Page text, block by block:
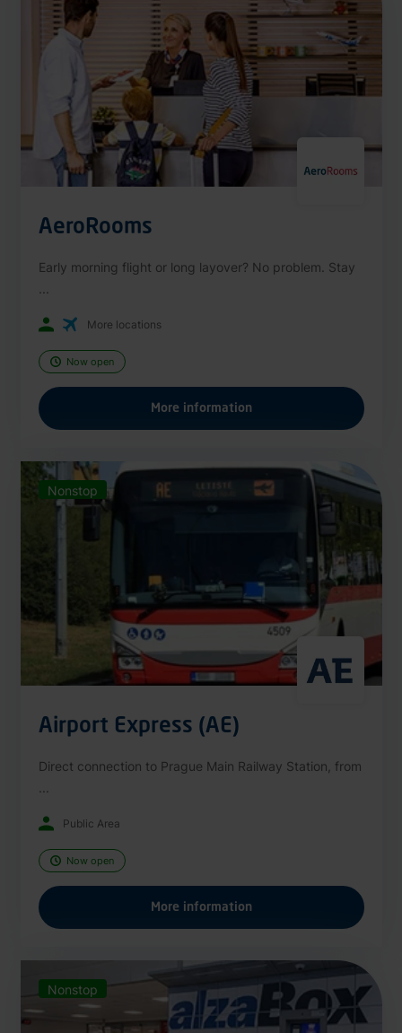
AeroRooms
Early morning flight or long layover? No problem. Stay
More locations
Now open
More information
Nonstop
Airport Express (AE)
Direct connection to Prague Main Railway Station, from
Public Area
Now open
More information
Nonstop